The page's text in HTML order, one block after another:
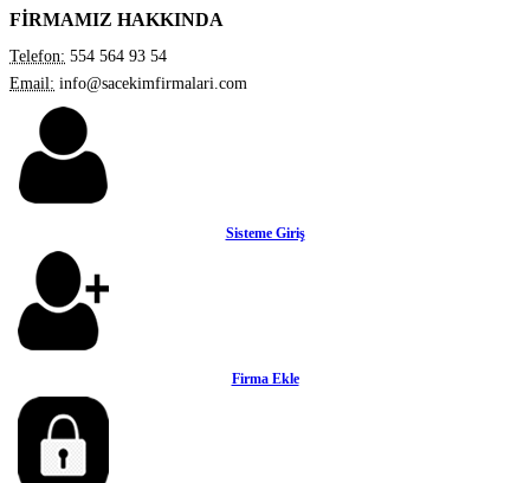
FİRMAMIZ HAKKINDA
Telefon: 554 564 93 54
Email: info@sacekimfirmalari.com
Sisteme Giriş
Firma Ekle